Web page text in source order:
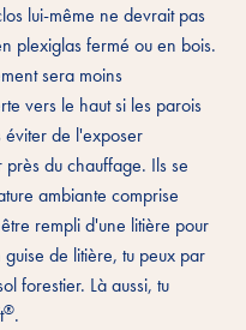
lui-même ne devrait pas
plexiglas fermé ou en bois.
sera moins
vers le haut si les parois
éviter de l'exposer
du chauffage. Ils se
ambiante comprise
rempli d'une litière pour
guise de litière, tu peux par
forestier. Là aussi, tu
®.